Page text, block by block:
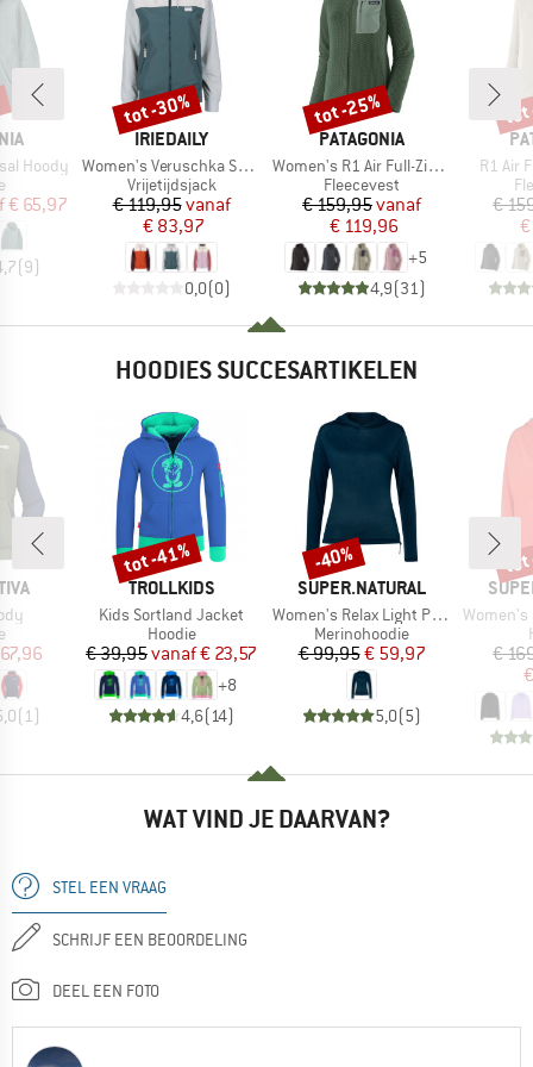
Hoody
prijs
€ 65,97
(9)
MERK
IRIEDAILY
Artikel
Women's Veruschka Spice Jacket
Productgroep
Vrijetijdsjack
Prijs
€ 119,95Verlaagde prijs
vanaf
€ 83,97
0,0(0)
Korting
tot -30%
MERK
PATAGONIA
Artikel
Women's R1 Air Full-Zip Hoody
Productgroep
Fleecevest
Prijs
€ 159,95Verlaagde prijs
vanaf
€ 119,96
+5
4,9(31 )
Korting
tot -25%
Artikel
R1 Air
€
HOODIES SUCCESARTIKELEN
prijs
(1)
MERK
TROLLKIDS
Artikel
Kids Sortland Jacket
Productgroep
Hoodie
Prijs
€ 39,95 Verlaagde prijs
vanaf€ 23,57
+8
4,6(14)
Korting
tot -41%
MERK
SUPER.NATURAL
Artikel
Women's Relax Light Pocket Hoodie
Productgroep
Merinohoodie
Prijs
€ 99,95Verlaagde prijs
€ 59,97
5,0(5)
Korting
-40%
MERK
Artikel
Women's
€
WAT VIND JE DAARVAN?
STEL EEN VRAAG
SCHRIJF EEN BEOORDELING
DEEL EEN FOTO